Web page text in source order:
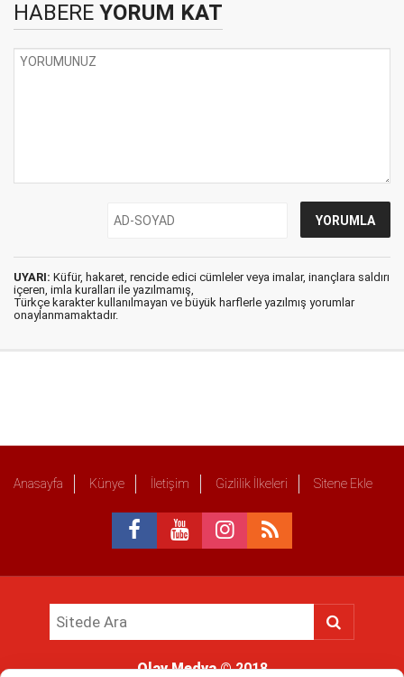
HABERE YORUM KAT
UYARI: Küfür, hakaret, rencide edici cümleler veya imalar, inançlara saldırı
içeren, imla kuralları ile yazılmamış,
Türkçe karakter kullanılmayan ve büyük harflerle yazılmış yorumlar
onaylanmamaktadır.
Anasayfa Künye İletişim Gizlilik İlkeleri Sitene Ekle
Olay Medya© 2018